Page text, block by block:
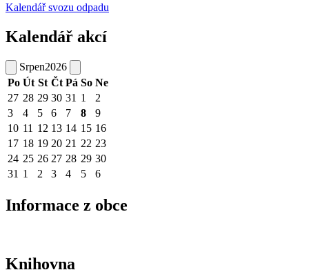
Kalendář svozu odpadu
Kalendář akcí
Srpen2026
Po Út St Čt Pá So Ne
27 28 29 30 31 1
2
3
4 5 6 7 8
9
10 11 12 13 14 15 16
17 18 19 20 21 22 23
24 25 26 27 28 29 30
31 1 2 3 4 5 6
Informace z obce
Knihovna